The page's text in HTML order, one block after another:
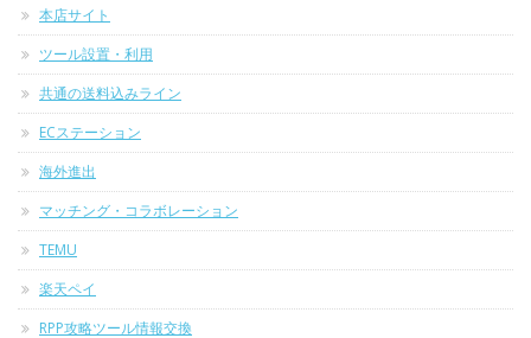
本店サイト
ツール設置・利用
共通の送料込みライン
ECステーション
海外進出
マッチング・コラボレーション
TEMU
楽天ペイ
RPP攻略ツール情報交換